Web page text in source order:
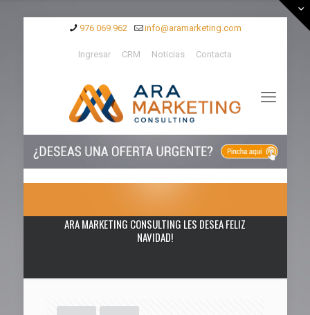
976 069 962 info@aramarketing.com
Ingresar CRM Noticias Contacta
ARA MARKETING CONSULTING LES DESEA FELIZ
NAVIDAD!